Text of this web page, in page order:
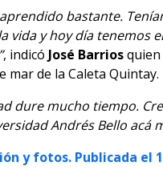
bastante.
vida y hoy día tenemos
, indicó José Barrios
mar de la Caleta Quintay.
dure mucho tiempo.
Andrés Bello acá
y fotos. Publicada el